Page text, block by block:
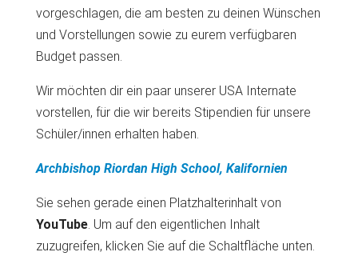
vorgeschlagen, die am besten zu deinen Wünschen
und Vorstellungen sowie zu eurem verfügbaren
Budget passen.
Wir möchten dir ein paar unserer USA Internate
vorstellen, für die wir bereits Stipendien für unsere
Schüler/innen erhalten haben.
Archbishop Riordan High School, Kalifornien
Sie sehen gerade einen Platzhalterinhalt von
YouTube. Um auf den eigentlichen Inhalt
zuzugreifen, klicken Sie auf die Schaltfläche unten.